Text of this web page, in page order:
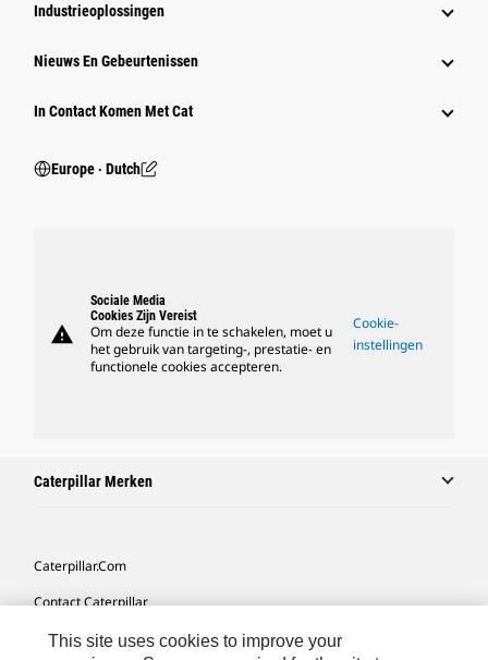
Industrieoplossingen
Nieuws En Gebeurtenissen
In Contact Komen Met Cat
Europe ‧ Dutch
warning
Sociale Media
Cookies Zijn Vereist
Om deze functie in te schakelen, moet u
het gebruik van targeting-, prestatie- en
functionele cookies accepteren.
Cookie-
instellingen
Caterpillar Merken
Caterpillar.com
Contact Caterpillar
Mijn Marketingvoorkeuren
This site uses cookies to improve your